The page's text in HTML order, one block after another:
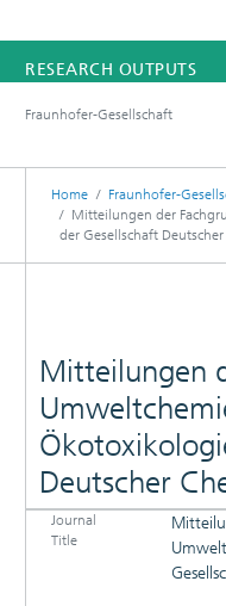
RESEARCH OUTPUTS
RESEARCHERS
INSTITUTES
Fraunhofer-Gesellschaft
Home Fraunhofer-
Mitteilungen der
der Gesellschaft
Mitteilungen
Deutscher
DETAILS
Journal
Title